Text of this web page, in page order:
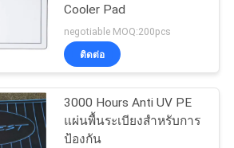
ดปลา EVA
15
Cooler Pad
negotiable MOQ:200pcs
ติดต่อ
3000 Hours Anti UV PE
แผ่นพื้นระเบียงสำหรับการ
ป้องกัน